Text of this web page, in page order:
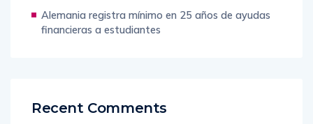
Alemania registra mínimo en 25 años de ayudas
financieras a estudiantes
Recent Comments